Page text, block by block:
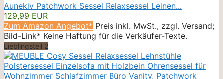
Aunekiv Patchwork Sessel Relaxsessel Leinen...
129,99 EUR
Zum Amazon Angebot* Preis inkl. MwSt., zzgl. Versand;
Bild-Link* Keine Haftung für die Verkäufer-Texte.
Lieblingsteil 2